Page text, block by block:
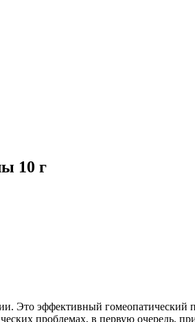
10 г
Это эффективный гомеопатический
проблемах, в первую очередь,